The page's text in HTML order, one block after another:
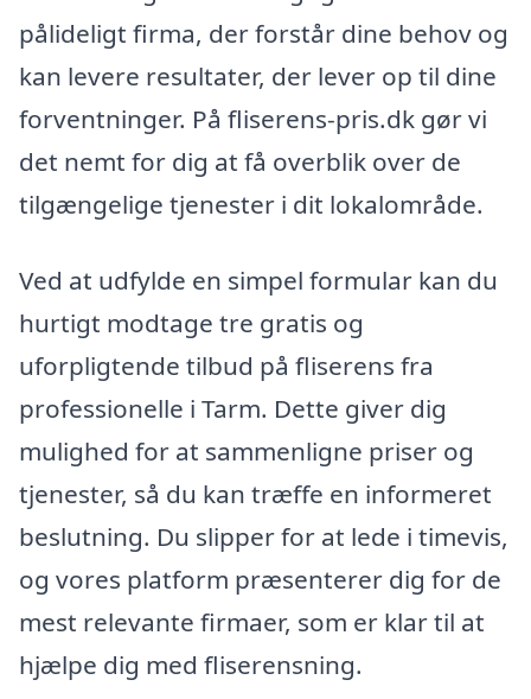
pålideligt firma, der forstår dine behov og
kan levere resultater, der lever op til dine
forventninger. På fliserens-pris.dk gør vi
det nemt for dig at få overblik over de
tilgængelige tjenester i dit lokalområde.
Ved at udfylde en simpel formular kan du
hurtigt modtage tre gratis og
uforpligtende tilbud på fliserens fra
professionelle i Tarm. Dette giver dig
mulighed for at sammenligne priser og
tjenester, så du kan træffe en informeret
beslutning. Du slipper for at lede i timevis,
og vores platform præsenterer dig for de
mest relevante firmaer, som er klar til at
hjælpe dig med fliserensning.